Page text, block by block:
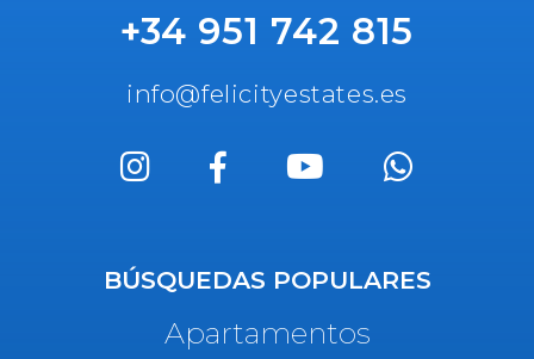
+34 951 742 815
info@felicityestates.es
BÚSQUEDAS POPULARES
Apartamentos